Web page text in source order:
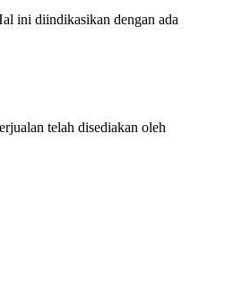
ini diindikasikan dengan ada
telah disediakan oleh